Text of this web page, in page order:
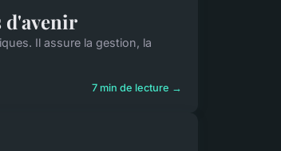
d'avenir
Il assure la gestion, la
7 min de lecture →